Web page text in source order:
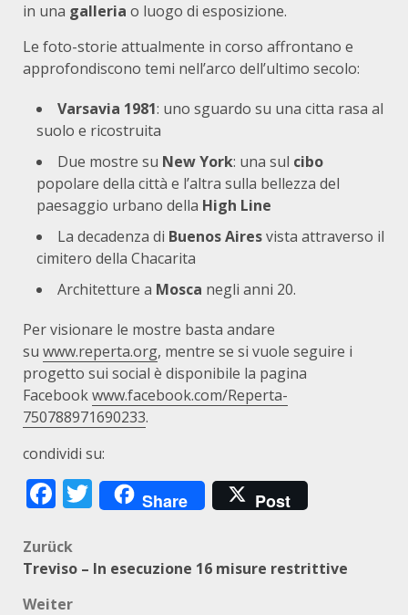
in una galleria o luogo di esposizione.
Le foto-storie attualmente in corso affrontano e
approfondiscono temi nell’arco dell’ultimo secolo:
Varsavia 1981: uno sguardo su una citta rasa al
suolo e ricostruita
Due mostre su New York: una sul cibo
popolare della città e l’altra sulla bellezza del
paesaggio urbano della High Line
La decadenza di Buenos Airesvista attraverso il
cimitero della Chacarita
Architetture a Mosca negli anni 20.
Per visionare le mostre basta andare
su www.reperta.org, mentre se si vuole seguire i
progetto sui social è disponibile la pagina
Facebookwww.facebook.com/Reperta-
750788971690233.
condividi su:
Facebook
Twitter
Share Post
Beitragsnavigation
Zurück
Treviso – In esecuzione 16 misure restrittive
Weiter